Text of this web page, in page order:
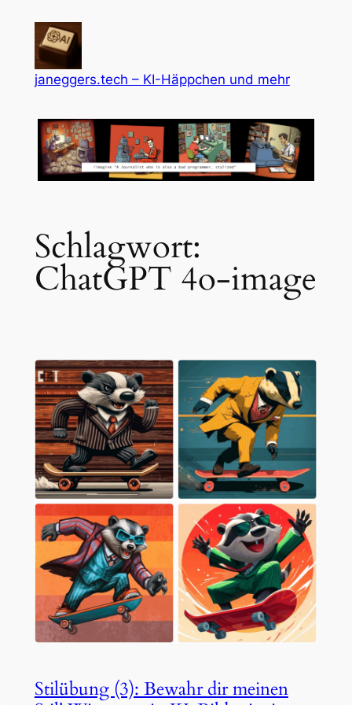
springen
janeggers.tech – KI-Häppchen und mehr
Schlagwort:
ChatGPT 4o-image
Stilübung (3): Bewahr dir meinen